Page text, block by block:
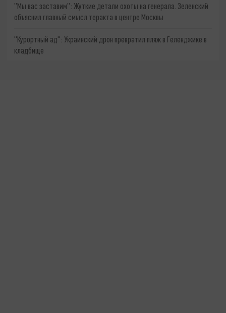
"Мы вас заставим": Жуткие детали охоты на генерала. Зеленский
объяснил главный смысл теракта в центре Москвы
"Курортный ад": Украинский дрон превратил пляж в Геленджике в
кладбище